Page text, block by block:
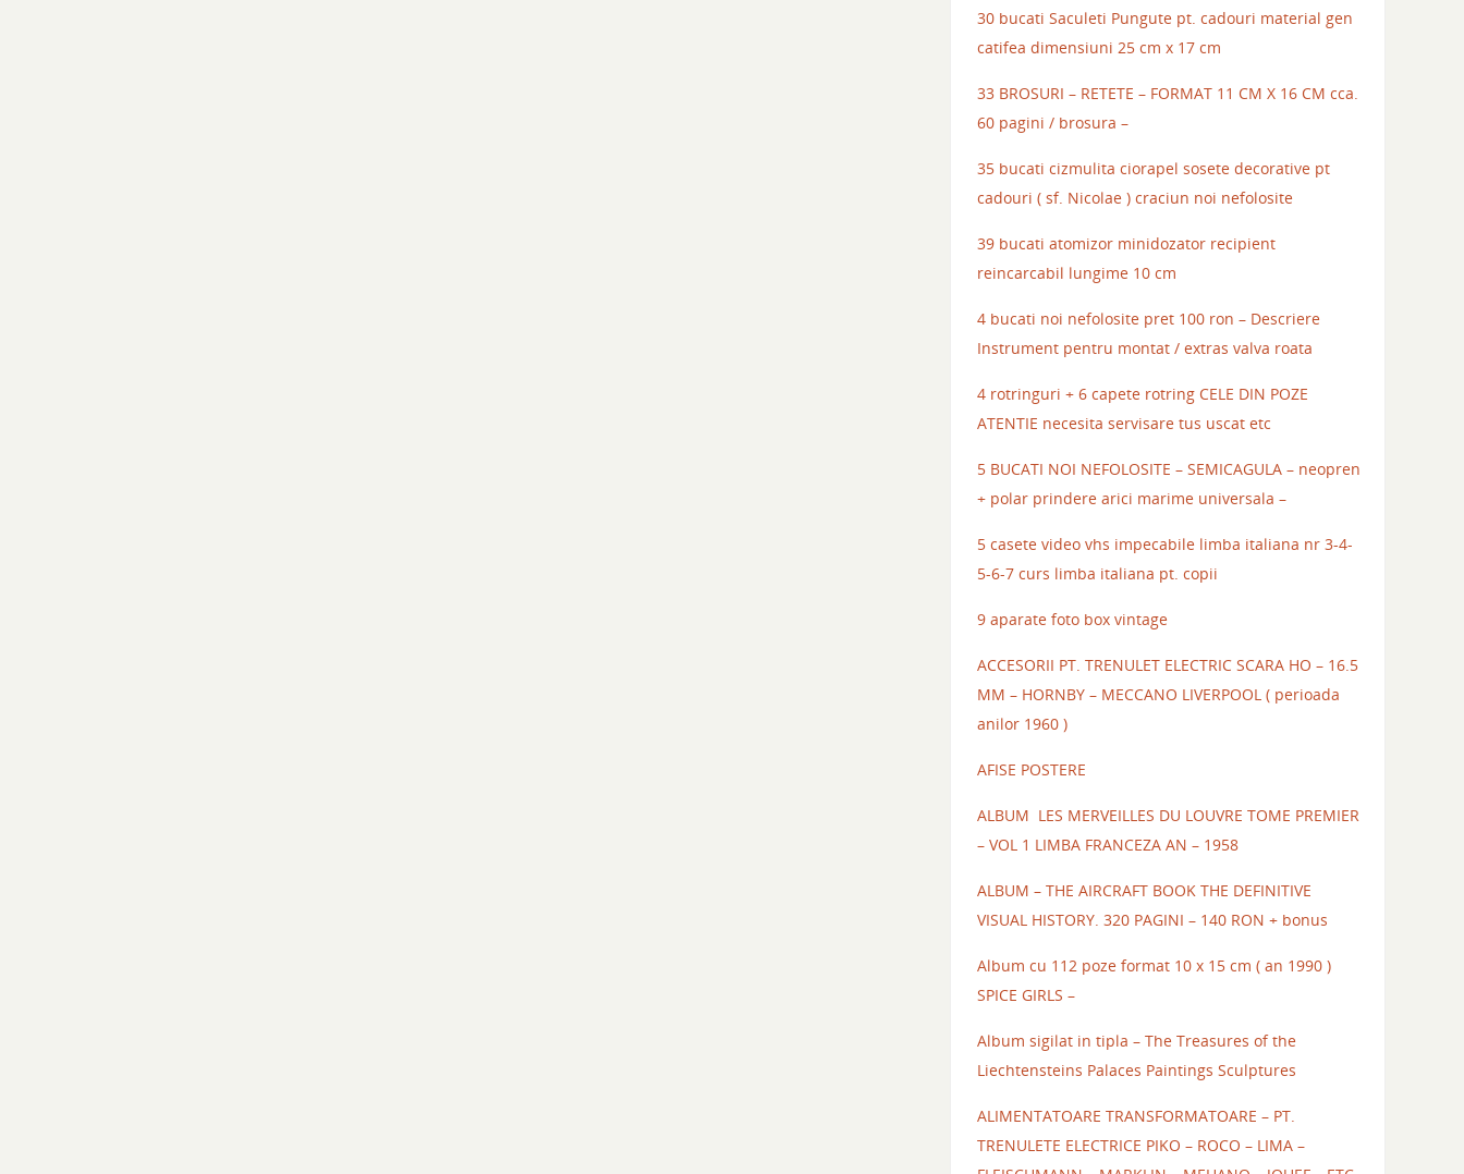
30 bucati Saculeti Pungute pt. cadouri material gen
catifea dimensiuni 25 cm x 17 cm
33 BROSURI – RETETE – FORMAT 11 CM X 16 CM cca.
60 pagini / brosura –
35 bucati cizmulita ciorapel sosete decorative pt
cadouri ( sf. Nicolae ) craciun noi nefolosite
39 bucati atomizor minidozator recipient
reincarcabil lungime 10 cm
4 bucati noi nefolosite pret 100 ron – Descriere
Instrument pentru montat / extras valva roata
4 rotringuri + 6 capete rotring CELE DIN POZE
ATENTIE necesita servisare tus uscat etc
5 BUCATI NOI NEFOLOSITE – SEMICAGULA – neopren
+ polar prindere arici marime universala –
5 casete video vhs impecabile limba italiana nr 3-4-
5-6-7 curs limba italiana pt. copii
9 aparate foto box vintage
ACCESORII PT. TRENULET ELECTRIC SCARA HO – 16.5
MM – HORNBY – MECCANO LIVERPOOL ( perioada
anilor 1960 )
AFISE POSTERE
ALBUM LES MERVEILLES DU LOUVRE TOME PREMIER
– VOL 1 LIMBA FRANCEZA AN – 1958
ALBUM – THE AIRCRAFT BOOK THE DEFINITIVE
VISUAL HISTORY. 320 PAGINI – 140 RON + bonus
Album cu 112 poze format 10 x 15 cm ( an 1990 )
SPICE GIRLS –
Album sigilat in tipla – The Treasures of the
Liechtensteins Palaces Paintings Sculptures
ALIMENTATOARE TRANSFORMATOARE – PT.
TRENULETE ELECTRICE PIKO – ROCO – LIMA –